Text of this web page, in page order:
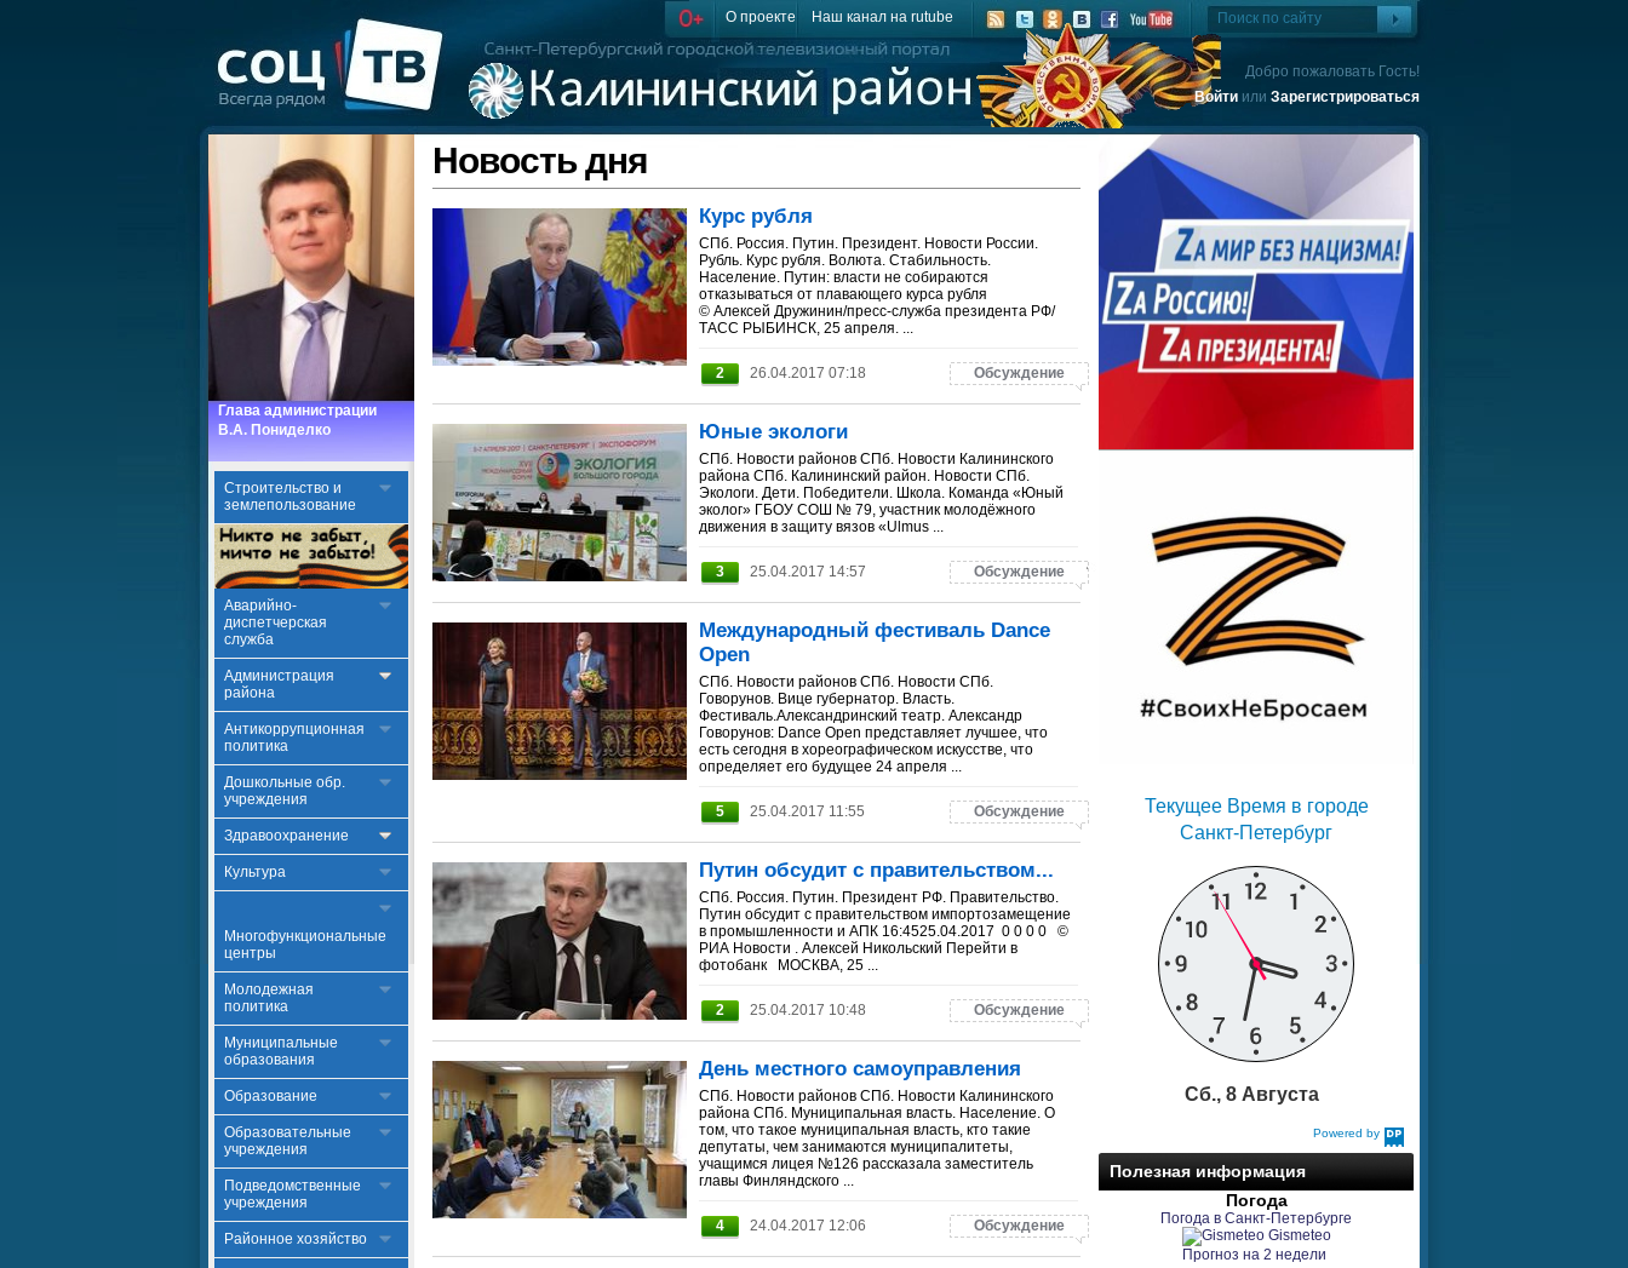
О проекте Наш канал на rutube
Добро пожаловать Гость!
Войти или Зарегистрироваться
Глава администрации
В.А. Пониделко
Cтроительство и
землепользование
Аварийно-
диспетчерская
служба
Администрация
района
Антикоррупционная
политика
Дошкольные обр.
учреждения
Здравоохранение
Культура
Многофункциональные
центры
Молодежная
политика
Муниципальные
образования
Образование
Образовательные
учреждения
Подведомственные
учреждения
Районное хозяйство
Новость дня
Курс рубля
СПб. Россия. Путин. Президент. Новости России.
Рубль. Курс рубля. Волюта. Стабильность.
Население. Путин: власти не собираются
отказываться от плавающего курса рубля
© Алексей Дружинин/пресс-служба президента РФ/
ТАСС РЫБИНСК, 25 апреля. ...
2 26.04.2017 07:18 Обсуждение
Юные экологи
СПб. Новости районов СПб. Новости Калининского
района СПб. Калининский район. Новости СПб.
Экологи. Дети. Победители. Школа. Команда «Юный
эколог» ГБОУ СОШ № 79, участник молодёжного
движения в защиту вязов «Ulmus ...
3 25.04.2017 14:57 Обсуждение
Международный фестиваль Dance
Open
СПб. Новости районов СПб. Новости СПб.
Говорунов. Вице губернатор. Власть.
Фестиваль.Александринский театр. Александр
Говорунов: Dance Open представляет лучшее, что
есть сегодня в хореографическом искусстве, что
определяет его будущее 24 апреля ...
5 25.04.2017 11:55 Обсуждение
Путин обсудит с правительством...
СПб. Россия. Путин. Президент РФ. Правительство.
Путин обсудит с правительством импортозамещение
в промышленности и АПК 16:4525.04.2017 0 0 0 0 ©
РИА Новости . Алексей Никольский Перейти в
фотобанк МОСКВА, 25 ...
2 25.04.2017 10:48 Обсуждение
День местного самоуправления
СПб. Новости районов СПб. Новости Калининского
района СПб. Муниципальная власть. Население. О
том, что такое муниципальная власть, кто такие
депутаты, чем занимаются муниципалитеты,
учащимся лицея №126 рассказала заместитель
главы Финляндского ...
4 24.04.2017 12:06 Обсуждение
Powered by
DaysPedia.com
Текущее Время в городе
Санкт-Петербург
Сб., 8 Августа
Полезная информация
Погода
Погода в Санкт-Петербурге
Gismeteo
Прогноз на 2 недели